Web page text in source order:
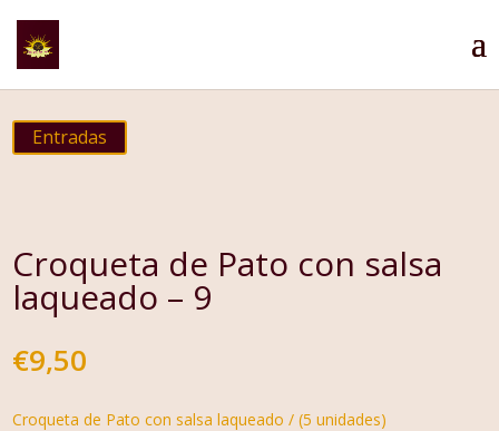
Entradas
Croqueta de Pato con salsa
laqueado – 9
€9,50
Croqueta de Pato con salsa laqueado / (5 unidades)